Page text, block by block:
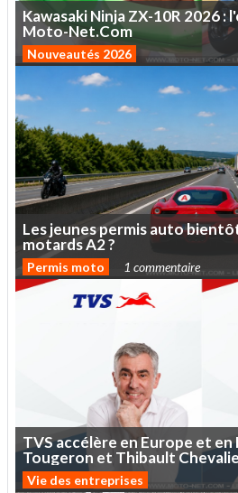
KawasakiNinjaZX-10R2026:
Moto-Net.Com
Nouveautés 2026
Lesjeunespermisauto
motardsA2?
Permis moto 1 commentaire
TVSaccélère enEurope et en
Tougeron et Thibault
Vie des entreprises